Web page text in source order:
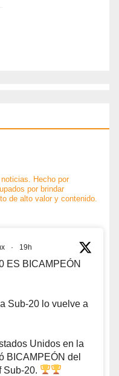
Hecho por
por brindar
de alto valor y contenido.
· 19h
ES BICAMPEÓN
Sub-20 lo vuelve a
Unidos en la
BICAMPEÓN del
Sub-20.